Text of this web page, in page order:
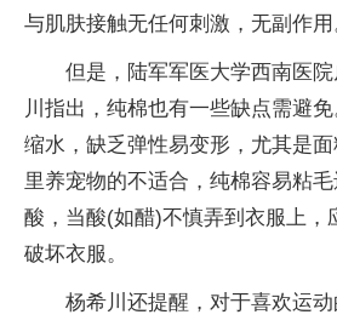
与肌肤接触无任何刺激，无副作用
但是，陆军军医大学西南医
川指出，纯棉也有一些缺点需避
缩水，缺乏弹性易变形，尤其是
里养宠物的不适合，纯棉容易粘
酸，当酸(如醋)不慎弄到衣服上，
破坏衣服。
杨希川还提醒，对于喜欢运